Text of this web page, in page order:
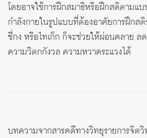
โดยอาจใช้การฝึกสมาธิหรือฝึกสติตามแ
กำลังกายในรูปแบบที่ต้องอาศัยการฝึกส
ชี่กง หรือไทเก็ก ก็จะช่วยให้ผ่อนคลาย
ความวิตกกังวล ความหวาดระแวงได้
บทความจากสารคดีทางวิทยุรายการจิต